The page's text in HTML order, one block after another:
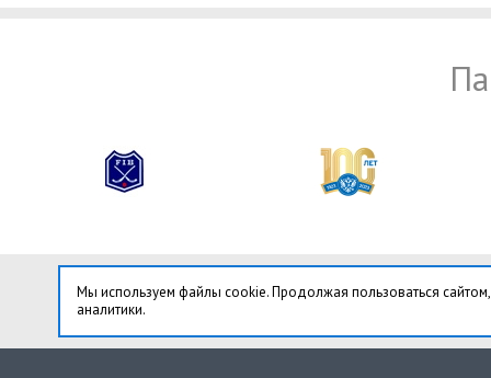
Мы используем файлы cookie. Продолжая пользоваться
аналитики.